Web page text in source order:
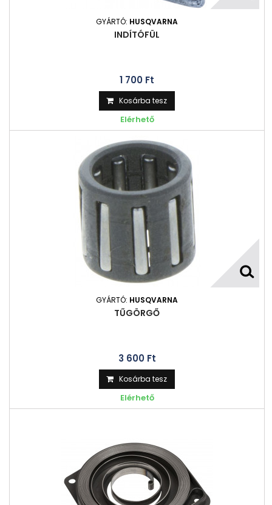
GYÁRTÓ: HUSQVARNA
INDÍTÓFÜL
1 700 Ft‎
Kosárba tesz
Elérhető
GYÁRTÓ: HUSQVARNA
TŰGÖRGŐ
3 600 Ft‎
Kosárba tesz
Elérhető